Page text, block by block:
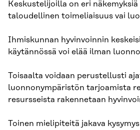
Keskustelijoilla on eri
taloudellinen toimeliaisuus vai
Ihmiskunnan hyvinvoinnin
käytännössä voi elää ilman
Toisaalta voidaan perustellusti
luonnonympäristön tarjoamista
resursseista rakennetaan
Toinen mielipiteitä jakava